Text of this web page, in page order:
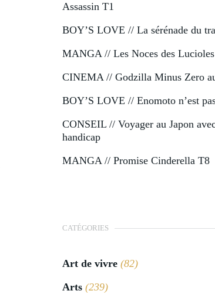
Assassin T1
BOY’S LOVE // La sérénade du
MANGA // Les Noces des
CINEMA // Godzilla Minus Zero
BOY’S LOVE // Enomoto n’est
CONSEIL // Voyager au Japon
handicap
MANGA // Promise Cinderella T8
CATÉGORIES
Art de vivre (82)
Arts (239)